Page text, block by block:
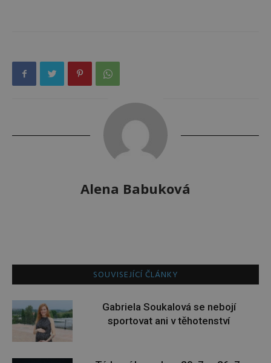
Alena Babuková
SOUVISEJÍCÍ ČLÁNKY
Gabriela Soukalová se nebojí
sportovat ani v těhotenství